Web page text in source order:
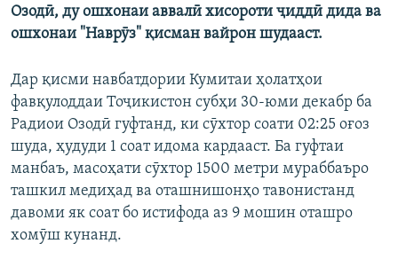
Озодӣ, ду ошхонаи аввалӣ хисороти ҷиддӣ дида ва
ошхонаи "Наврӯз" қисман вайрон шудааст.
Дар қисми навбатдории Кумитаи ҳолатҳои
фавқулоддаи Тоҷикистон субҳи 30-юми декабр ба
Радиои Озодӣ гуфтанд, ки сӯхтор соати 02:25 оғоз
шуда, ҳудуди 1 соат идома кардааст. Ба гуфтаи
манбаъ, масоҳати сӯхтор 1500 метри мураббаъро
ташкил медиҳад ва оташнишонҳо тавонистанд
давоми як соат бо истифода аз 9 мошин оташро
хомӯш кунанд.